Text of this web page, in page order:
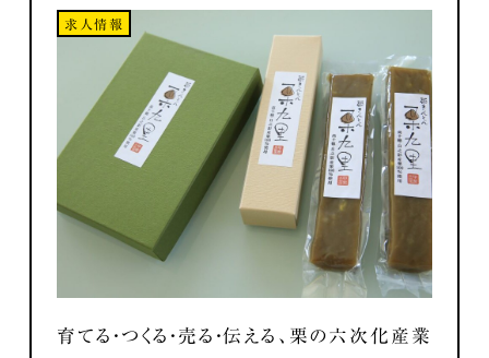
求人情報
育てる・つくる・売る・伝える、栗の六次化産業